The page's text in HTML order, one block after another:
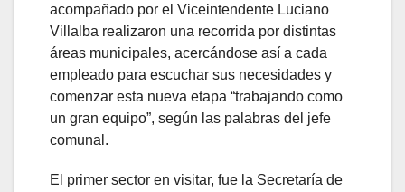
acompañado por el Viceintendente Luciano
Villalba realizaron una recorrida por distintas
áreas municipales, acercándose así a cada
empleado para escuchar sus necesidades y
comenzar esta nueva etapa “trabajando como
un gran equipo”, según las palabras del jefe
comunal.
El primer sector en visitar, fue la Secretaría de